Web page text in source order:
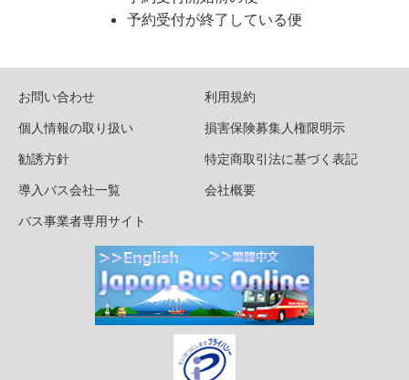
予約受付が終了している便
お問い合わせ
利用規約
個人情報の取り扱い
損害保険募集人権限明示
勧誘方針
特定商取引法に基づく表記
導入バス会社一覧
会社概要
バス事業者専用サイト